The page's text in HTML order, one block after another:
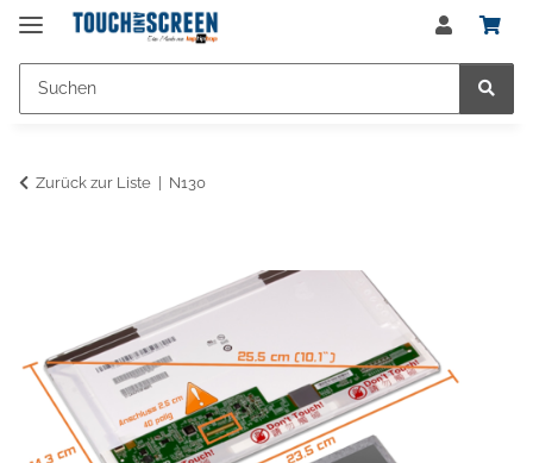
Zurück zur Liste N130